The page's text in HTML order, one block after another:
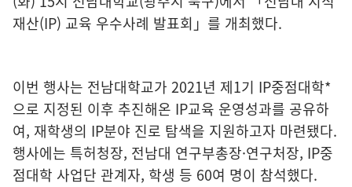
재산(IP) 교육 우수사례 발표회」를 개최했다.
이번 행사는 전남대학교가 2021년 제1기 IP중점대학*
으로 지정된 이후 추진해온 IP교육 운영성과를 공유하
여, 재학생의 IP분야 진로 탐색을 지원하고자 마련됐다.
행사에는 특허청장, 전남대 연구부총장·연구처장, IP중
점대학 사업단 관계자, 학생 등 60여 명이 참석했다.